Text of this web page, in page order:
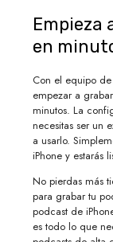
Empieza
en
Con el equipo
empezar a
minutos. La
necesitas ser un
a usarlo.
iPhone y estarás
No pierdas más
para grabar tu
podcast de
es todo lo que